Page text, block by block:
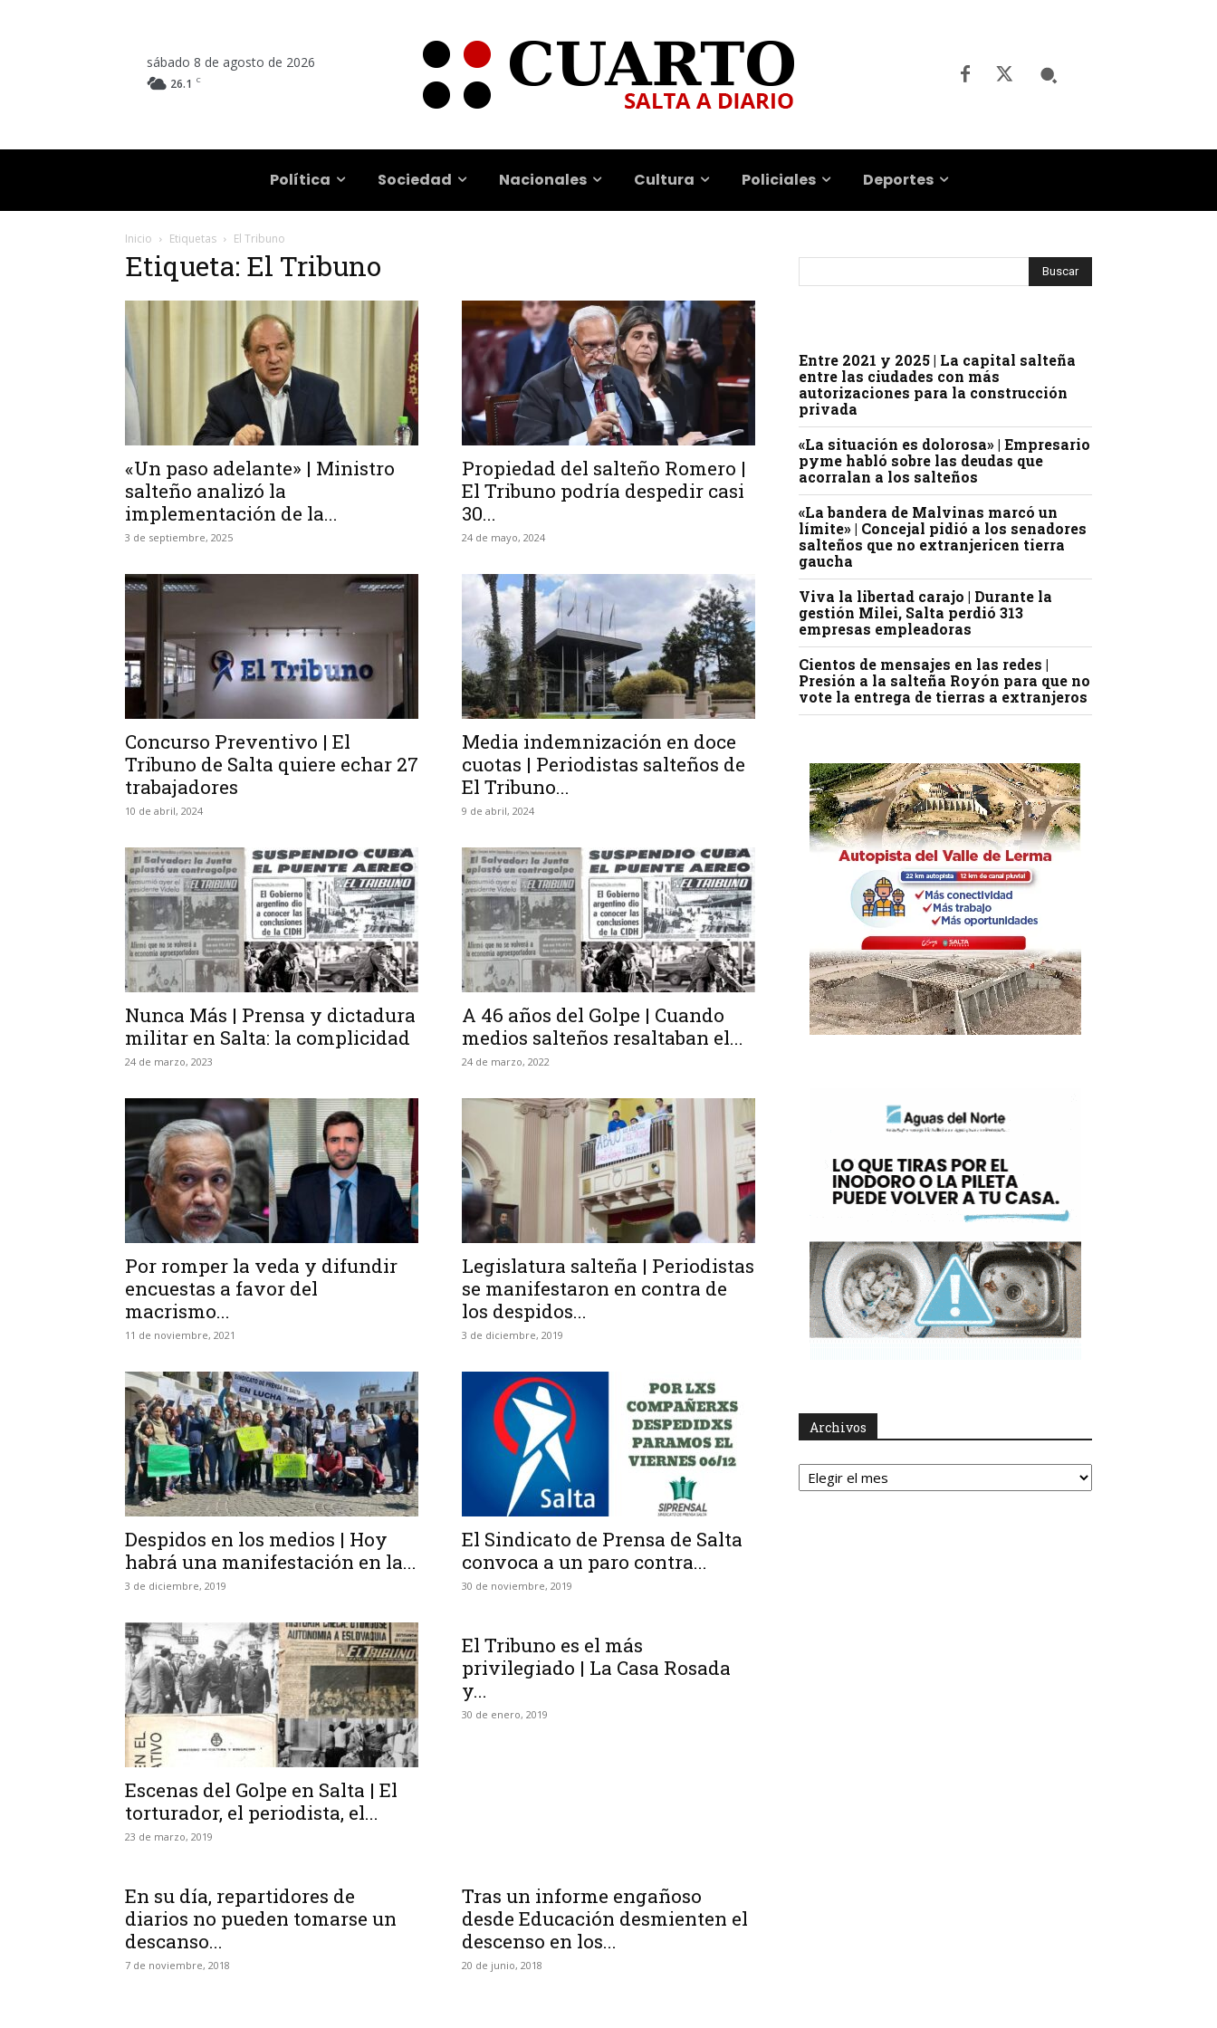
sábado 8 de agosto de 2026
26.1 C
Política Sociedad Nacionales Cultura Policiales Deportes
Inicio Etiquetas El Tribuno
Etiqueta: El Tribuno
«Un paso adelante» | Ministro
salteño analizó la
implementación de la...
3 de septiembre, 2025
Propiedad del salteño Romero |
El Tribuno podría despedir casi
30...
24 de mayo, 2024
Concurso Preventivo | El
Tribuno de Salta quiere echar 27
trabajadores
10 de abril, 2024
Media indemnización en doce
cuotas | Periodistas salteños de
El Tribuno...
9 de abril, 2024
Nunca Más | Prensa y dictadura
militar en Salta: la complicidad
24 de marzo, 2023
A 46 años del Golpe | Cuando
medios salteños resaltaban el...
24 de marzo, 2022
Por romper la veda y difundir
encuestas a favor del
macrismo...
11 de noviembre, 2021
Legislatura salteña | Periodistas
se manifestaron en contra de
los despidos...
3 de diciembre, 2019
Despidos en los medios | Hoy
habrá una manifestación en la...
3 de diciembre, 2019
El Sindicato de Prensa de Salta
convoca a un paro contra...
30 de noviembre, 2019
Escenas del Golpe en Salta | El
torturador, el periodista, el...
23 de marzo, 2019
El Tribuno es el más
privilegiado | La Casa Rosada
y...
30 de enero, 2019
En su día, repartidores de
diarios no pueden tomarse un
descanso...
7 de noviembre, 2018
Tras un informe engañoso
desde Educación desmienten el
descenso en los...
20 de junio, 2018
Entre 2021 y 2025 | La capital salteña
entre las ciudades con más
autorizaciones para la construcción
privada
«La situación es dolorosa» | Empresario
pyme habló sobre las deudas que
acorralan a los salteños
«La bandera de Malvinas marcó un
límite» | Concejal pidió a los senadores
salteños que no extranjericen tierra
gaucha
Viva la libertad carajo | Durante la
gestión Milei, Salta perdió 313
empresas empleadoras
Cientos de mensajes en las redes |
Presión a la salteña Royón para que no
vote la entrega de tierras a extranjeros
Archivos
Archivos